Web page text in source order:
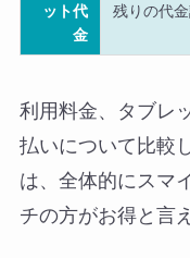
ット代
金
残りの代
利用料金、タブレ
払いについて比較
は、全体的にスマ
チの方がお得と言